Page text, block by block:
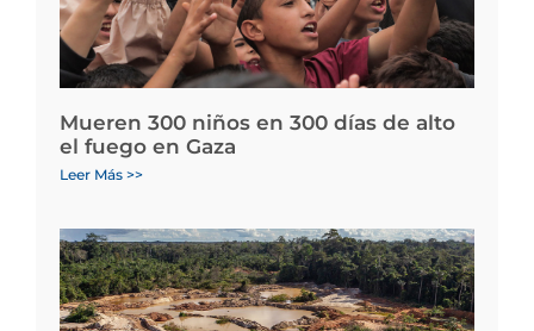
Mueren 300 niños en 300 días de alto
el fuego en Gaza
Leer Más >>